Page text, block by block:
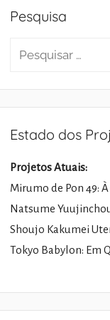
Pesquisa
Pesquisar
Estado dos
Projetos Atuais:
Mirumo de Pon 49:
Natsume
Shoujo Kakumei
Tokyo Babylon: Em